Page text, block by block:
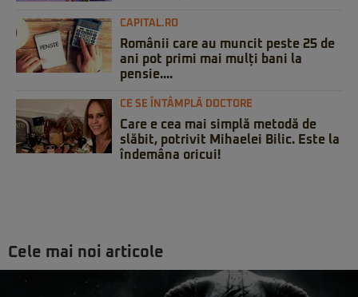
CAPITAL.RO
Românii care au muncit peste 25 de
ani pot primi mai mulți bani la
pensie....
CE SE ÎNTÂMPLĂ DOCTORE
Care e cea mai simplă metodă de
slăbit, potrivit Mihaelei Bilic. Este la
îndemâna oricui!
Cele mai noi articole